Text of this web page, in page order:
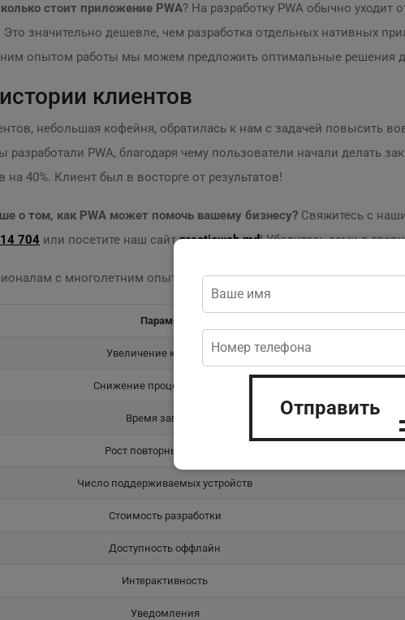
стоит приложение PWA? На разработку PWA обычно уходит
Это значительно дешевле, чем разработка отдельных нативных
опытом работы мы можем предложить оптимальные решения
клиентов
небольшая кофейня, обратилась к нам с задачей повысить
PWA, благодаря чему пользователи начали делать
на 40%. Клиент был в восторге от результатов!
о том, как PWA может помочь вашему бизнесу? Свяжитесь с
704 или посетите наш сайтpracticweb.md! Убедитесь сами в
с многолетним опытом разработки, и вы не пожалеете!
Параметр
Увеличение конверсии
Снижение процента отказов
Время загрузки
Рост повторных заказов
Число поддерживаемых устройств
Стоимость разработки
Доступность оффлайн
Интерактивность
Уведомления
Отправить